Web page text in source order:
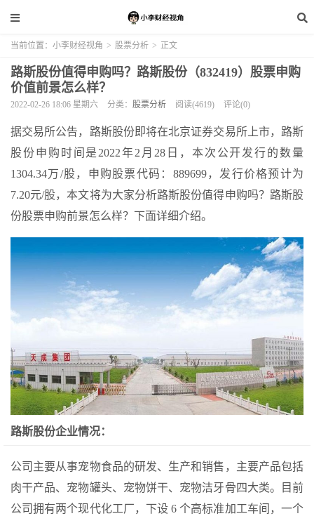
当前位置： 小李财经视角 > 股票分析 > 正文
路斯股份值得申购吗？路斯股份（832419）股票申购
价值前景怎么样？
2022-02-26 18:06 星期六 分类： 股票分析 阅读(4619) 评论(0)
据交易所公告，路斯股份即将在北京证券交易所上市，路斯
股份申购时间是2022年2月28日，本次公开发行的数量
1304.34万/股，申购股票代码：889699，发行价格预计为
7.20元/股，本文将为大家分析路斯股份值得申购吗？路斯股
份股票申购前景怎么样？下面详细介绍。
路斯股份企业情况：
公司主要从事宠物食品的研发、生产和销售，主要产品包括
肉干产品、宠物罐头、宠物饼干、宠物洁牙骨四大类。目前
公司拥有两个现代化工厂，下设 6 个高标准加工车间，一个